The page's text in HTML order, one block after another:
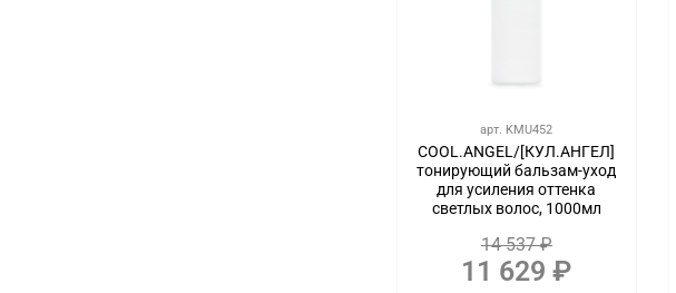
арт. KMU452
COOL.ANGEL/[КУЛ.АНГЕЛ]
тонирующий бальзам-уход
для усиления оттенка
светлых волос, 1000мл
14 537 ₽
11 629 ₽